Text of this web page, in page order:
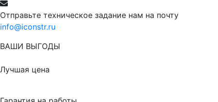
Отправьте техническое задание нам на почту
info@iconstr.ru
ВАШИ ВЫГОДЫ
Лучшая цена